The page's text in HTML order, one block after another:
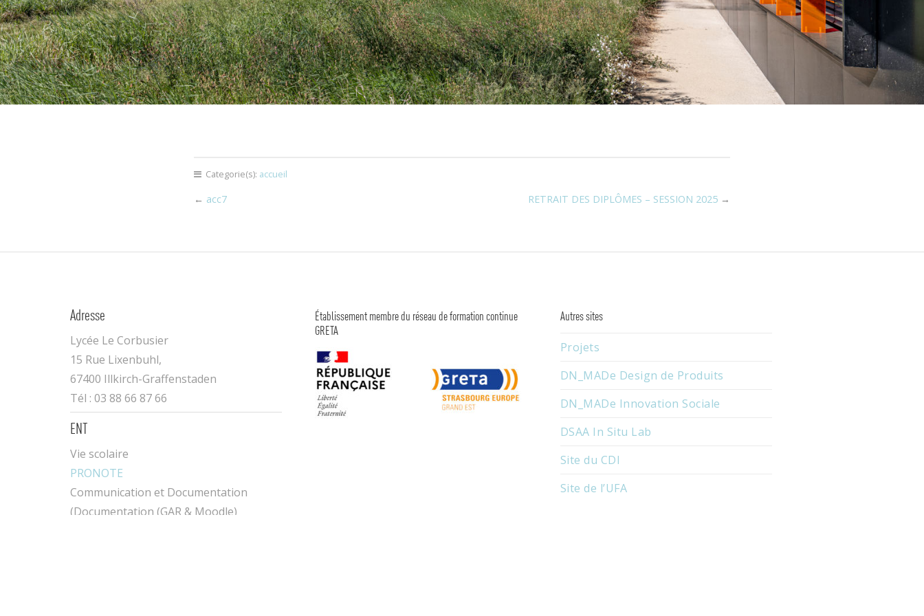
Categorie(s): accueil
← acc7 RETRAIT DES DIPLÔMES – SESSION 2025 →
Adresse
Lycée Le Corbusier
15 Rue Lixenbuhl,
67400 Illkirch-Graffenstaden
Tél : 03 88 66 87 66
ENT
Vie scolaire
PRONOTE
Communication et Documentation
(Documentation (GAR & Moodle)
Établissement membre du réseau de formation continue
GRETA
Autres sites
Projets
DN_MADe Design de Produits
DN_MADe Innovation Sociale
DSAA In Situ Lab
Site du CDI
Site de l’UFA